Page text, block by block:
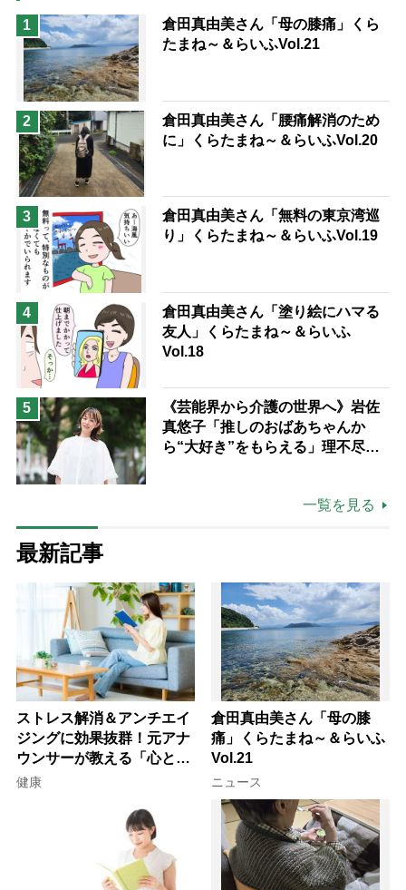
猫が母になつきません
息子の遠距離介護サバイバル術
兄がボケました
予防法
1
倉田真由美さん「母の膝痛」くら
たまね～＆らいふVol.21
2
倉田真由美さん「腰痛解消のため
に」くらたまね～＆らいふVol.20
3
倉田真由美さん「無料の東京湾巡
り」くらたまね～＆らいふVol.19
4
倉田真由美さん「塗り絵にハマる
友人」くらたまね～＆らいふ
Vol.18
5
《芸能界から介護の世界へ》岩佐
真悠子「推しのおばあちゃんか
ら“大好き”をもらえる」理不尽さ
一覧を見る
最新記事
ストレス解消＆アンチエイ
ジングに効果抜群！元アナ
ウンサーが教える「心と体
を元気にする音読の習慣」
健康
倉田真由美さん「母の膝
痛」くらたまね～＆らいふ
Vol.21
ニュース